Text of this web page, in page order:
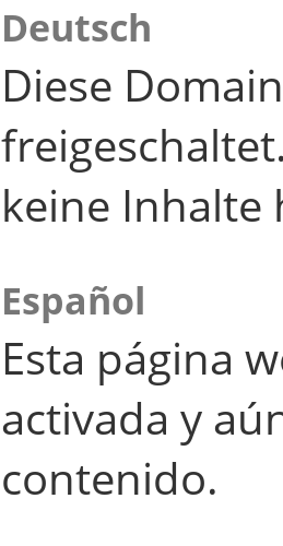
Deutsch
Diese
keine Inhalte
Español
Esta página
activada y
contenido.